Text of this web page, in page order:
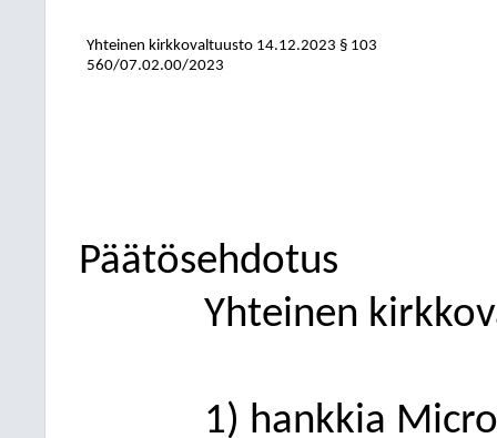
Yhteinen kirkkovaltuusto 14.12.2023 § 103
560/07.02.00/2023
Päätösehdotus
Yhteinen
1) hankkia